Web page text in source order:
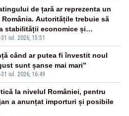
-31 iul. 2026, 15:51
de țară ar reprezenta un
Autoritățile trebuie să
stabilității economice și
-31 iul. 2026, 16:49
când ar putea fi învestit noul
sunt șanse mai mari”
la nivelul României, pentru
a anunțat importuri și posibile